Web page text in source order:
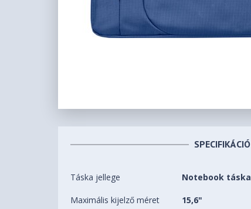
SPECIFIKÁCIÓ
Táska jellege Notebook táska
Maximális kijelző méret 15,6"